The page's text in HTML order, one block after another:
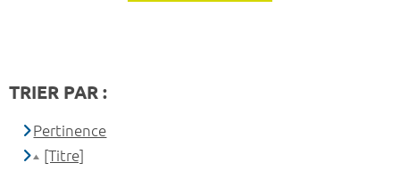
TRIER PAR :
Pertinence
[Titre]